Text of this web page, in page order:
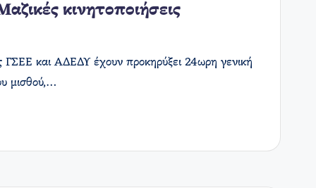
κινητοποιήσεις
και ΑΔΕΔΥ έχουν προκηρύξει 24ωρη γενική
μισθού,…